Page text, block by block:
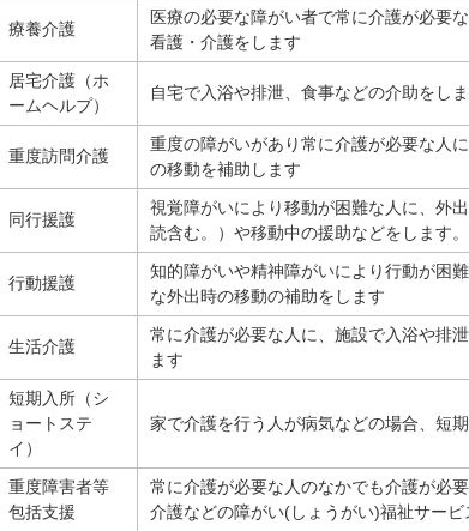
療養介護
医療の必要な障がい者で常に介護が必要
看護・介護をします
居宅介護（ホ
ームヘルプ）
自宅で入浴や排泄、食事などの介助をし
重度訪問介護
重度の障がいがあり常に介護が必要な人
の移動を補助します
同行援護
視覚障がいにより移動が困難な人に、外
読含む。）や移動中の援助などをします。
行動援護
知的障がいや精神障がいにより行動が困
な外出時の移動の補助をします
生活介護
常に介護が必要な人に、施設で入浴や排
ます
短期入所（シ
ョートステ
イ）
家で介護を行う人が病気などの場合、短
重度障害者等
包括支援
常に介護が必要な人のなかでも介護が必
介護などの障がい(しょうがい)福祉サー